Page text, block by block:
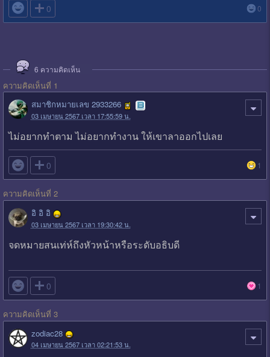
 0 0
6 ความคิดเห็น
ความคิดเห็นที่ 1
สมาชิกหมายเลข 2933266
03 เมษายน 2567 เวลา 17:55:59 น.
ไม่อยากทำตาม ไม่อยากทำงาน ให้เขาลาออกไปเลย
 0 1
ความคิดเห็นที่ 2
อิ อิ อิ
03 เมษายน 2567 เวลา 19:30:42 น.
จดหมายสนเท่ห์ถึงหัวหน้าหรือระดับอธิบดี
 0 1
ความคิดเห็นที่ 3
zodiac28
04 เมษายน 2567 เวลา 02:21:53 น.